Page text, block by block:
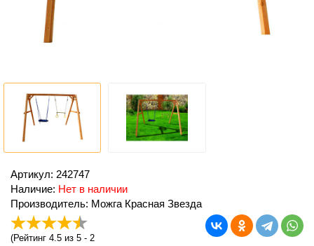
Артикул: 242747
Наличие: Нет в наличии
Производитель: Можга Красная Звезда
(Рейтинг 4.5 из 5 - 2